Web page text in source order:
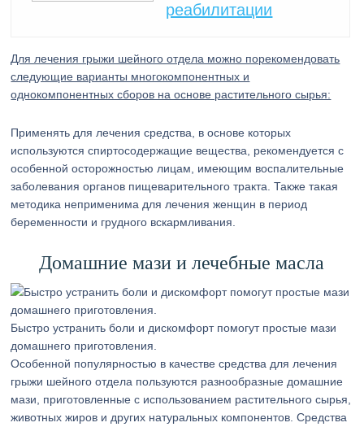
реабилитации
Для лечения грыжи шейного отдела можно порекомендовать
следующие варианты многокомпонентных и
однокомпонентных сборов на основе растительного сырья:
Применять для лечения средства, в основе которых
используются спиртосодержащие вещества, рекомендуется с
особенной осторожностью лицам, имеющим воспалительные
заболевания органов пищеварительного тракта. Также такая
методика неприменима для лечения женщин в период
беременности и грудного вскармливания.
Домашние мази и лечебные масла
Быстро устранить боли и дискомфорт помогут простые мази
домашнего приготовления.
Особенной популярностью в качестве средства для лечения
грыжи шейного отдела пользуются разнообразные домашние
мази, приготовленные с использованием растительного сырья,
животных жиров и других натуральных компонентов. Средства